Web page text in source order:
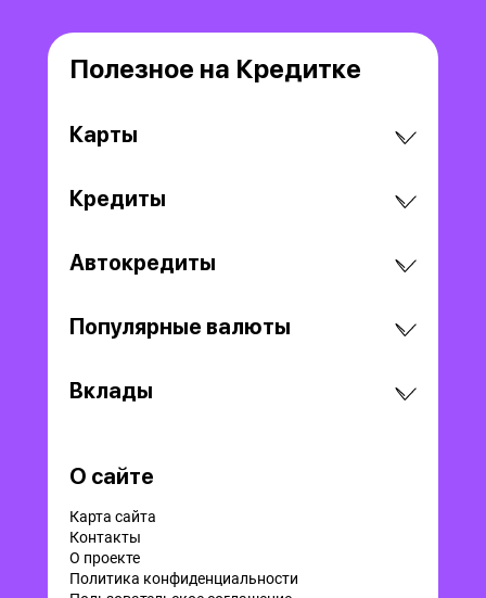
Полезное на Кредитке
Карты
Кредиты
Автокредиты
Популярные валюты
Вклады
О сайте
Карта сайта
Контакты
О проекте
Политика конфиденциальности